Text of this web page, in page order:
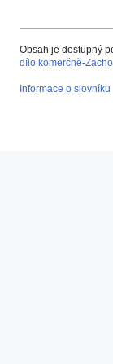
Obsah je dostupný
dílo komerčně-
Informace o slovníku